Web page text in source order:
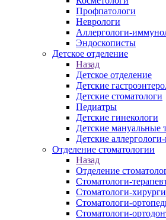
Профпатологи
Неврологи
Аллергологи-
Эндоскописты
Детское отделение
Назад
Детское отделение
Детские
Детские стоматологи
Педиатры
Детские гинекологи
Детские
Детские
Отделение стоматологии
Назад
Отделение
Стоматологи-
Стоматологи-хирурги
Стоматологи-
Стоматологи-